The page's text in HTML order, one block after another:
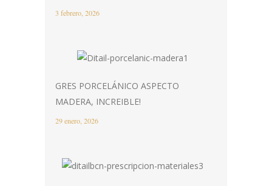
3 febrero, 2026
GRES PORCELÁNICO ASPECTO
MADERA, INCREIBLE!
29 enero, 2026